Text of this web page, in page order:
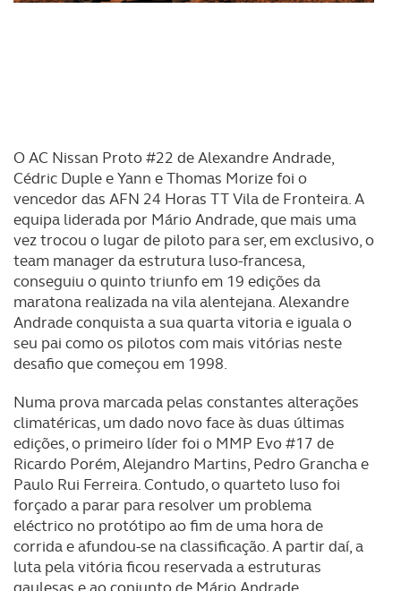
O AC Nissan Proto #22 de Alexandre Andrade,
Cédric Duple e Yann e Thomas Morize foi o
vencedor das AFN 24 Horas TT Vila de Fronteira. A
equipa liderada por Mário Andrade, que mais uma
vez trocou o lugar de piloto para ser, em exclusivo, o
team manager da estrutura luso-francesa,
conseguiu o quinto triunfo em 19 edições da
maratona realizada na vila alentejana. Alexandre
Andrade conquista a sua quarta vitoria e iguala o
seu pai como os pilotos com mais vitórias neste
desafio que começou em 1998.
Numa prova marcada pelas constantes alterações
climatéricas, um dado novo face às duas últimas
edições, o primeiro líder foi o MMP Evo #17 de
Ricardo Porém, Alejandro Martins, Pedro Grancha e
Paulo Rui Ferreira. Contudo, o quarteto luso foi
forçado a parar para resolver um problema
eléctrico no protótipo ao fim de uma hora de
corrida e afundou-se na classificação. A partir daí, a
luta pela vitória ficou reservada a estruturas